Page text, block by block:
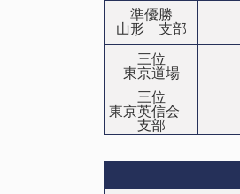
準優勝
山形 支部
三位
東京道場
三位
東京英信会
支部